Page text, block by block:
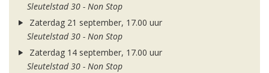
Sleutelstad 30 - Non Stop
Zaterdag 21 september, 17.00 uur
Sleutelstad 30 - Non Stop
Zaterdag 14 september, 17.00 uur
Sleutelstad 30 - Non Stop